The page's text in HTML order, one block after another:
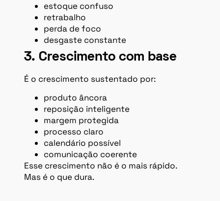
estoque confuso
retrabalho
perda de foco
desgaste constante
3. Crescimento com base
É o crescimento sustentado por:
produto âncora
reposição inteligente
margem protegida
processo claro
calendário possível
comunicação coerente
Esse crescimento não é o mais rápido.
Mas é o que dura.